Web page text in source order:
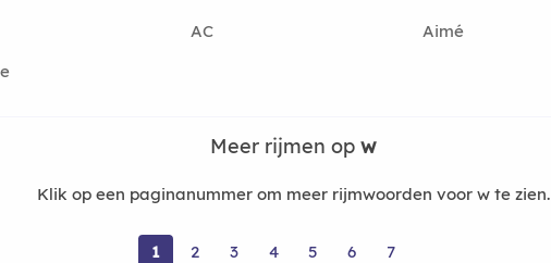
AC
Aimé
Meer rijmen opw
Klik op een paginanummer om meer rijmwoorden voor w te zien.
1 2 3 4 5 6 7